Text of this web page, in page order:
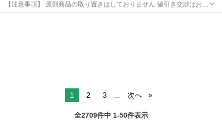
【注意事項】 原則商品の取り置きはしておりません 値引き交渉はお受
けできません 購入のタイミングが重なった場合は店頭販売を優先させ
1 2 3 ... 次へ
全2709件中 1-50件表示